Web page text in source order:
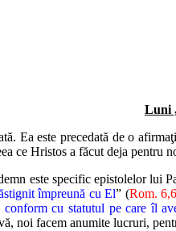
Luni
Ea este precedată de o
ce Hristos a făcut deja pentru
este specific epistolelor lui
împreună cu El” (Rom.
conform cu statutul pe care îl
noi facem anumite lucruri,